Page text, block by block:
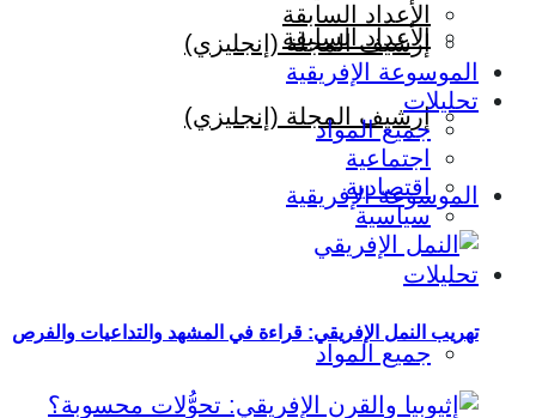
الأعداد السابقة
إرشيف المجلة (إنجليزي)
الموسوعة الإفريقية
تحليلات
جميع المواد
الأعداد السابقة
إرشيف المجلة (إنجليزي)
الموسوعة الإفريقية
تحليلات
جميع المواد
اجتماعية
اقتصادية
سياسية
تهريب النمل الإفريقي: قراءة في المشهد والتداعيات والفرص